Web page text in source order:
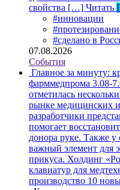
свойства […] Читать
#инновации
#сделано в
07.08.2026
События
Главное за минуту:
фарммедпрома 3.08-
отметилась
рынке медицинских
разработчики
помогает
донора руке. Также у
важный элемент для
прикуса. Холдинг
клавиатур для
производство 10